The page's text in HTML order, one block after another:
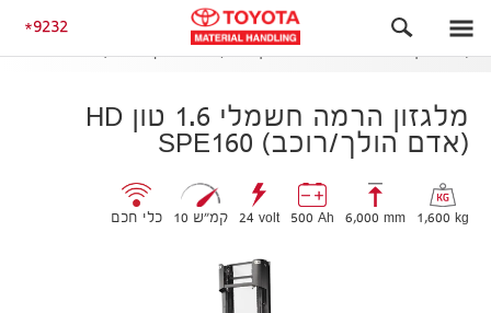
9232
אדם הולך / רוכב
מלגזון הרמה חשמלי 1.6 טון HD (אדם הולך/רוכב) SPE160
מלגזון הרמה חשמלי 1.6 טון HD
(אדם הולך/רוכב) SPE160
1,600 kg
6,000 mm
500 Ah
24 volt 10 קמ״ש כלי חכם